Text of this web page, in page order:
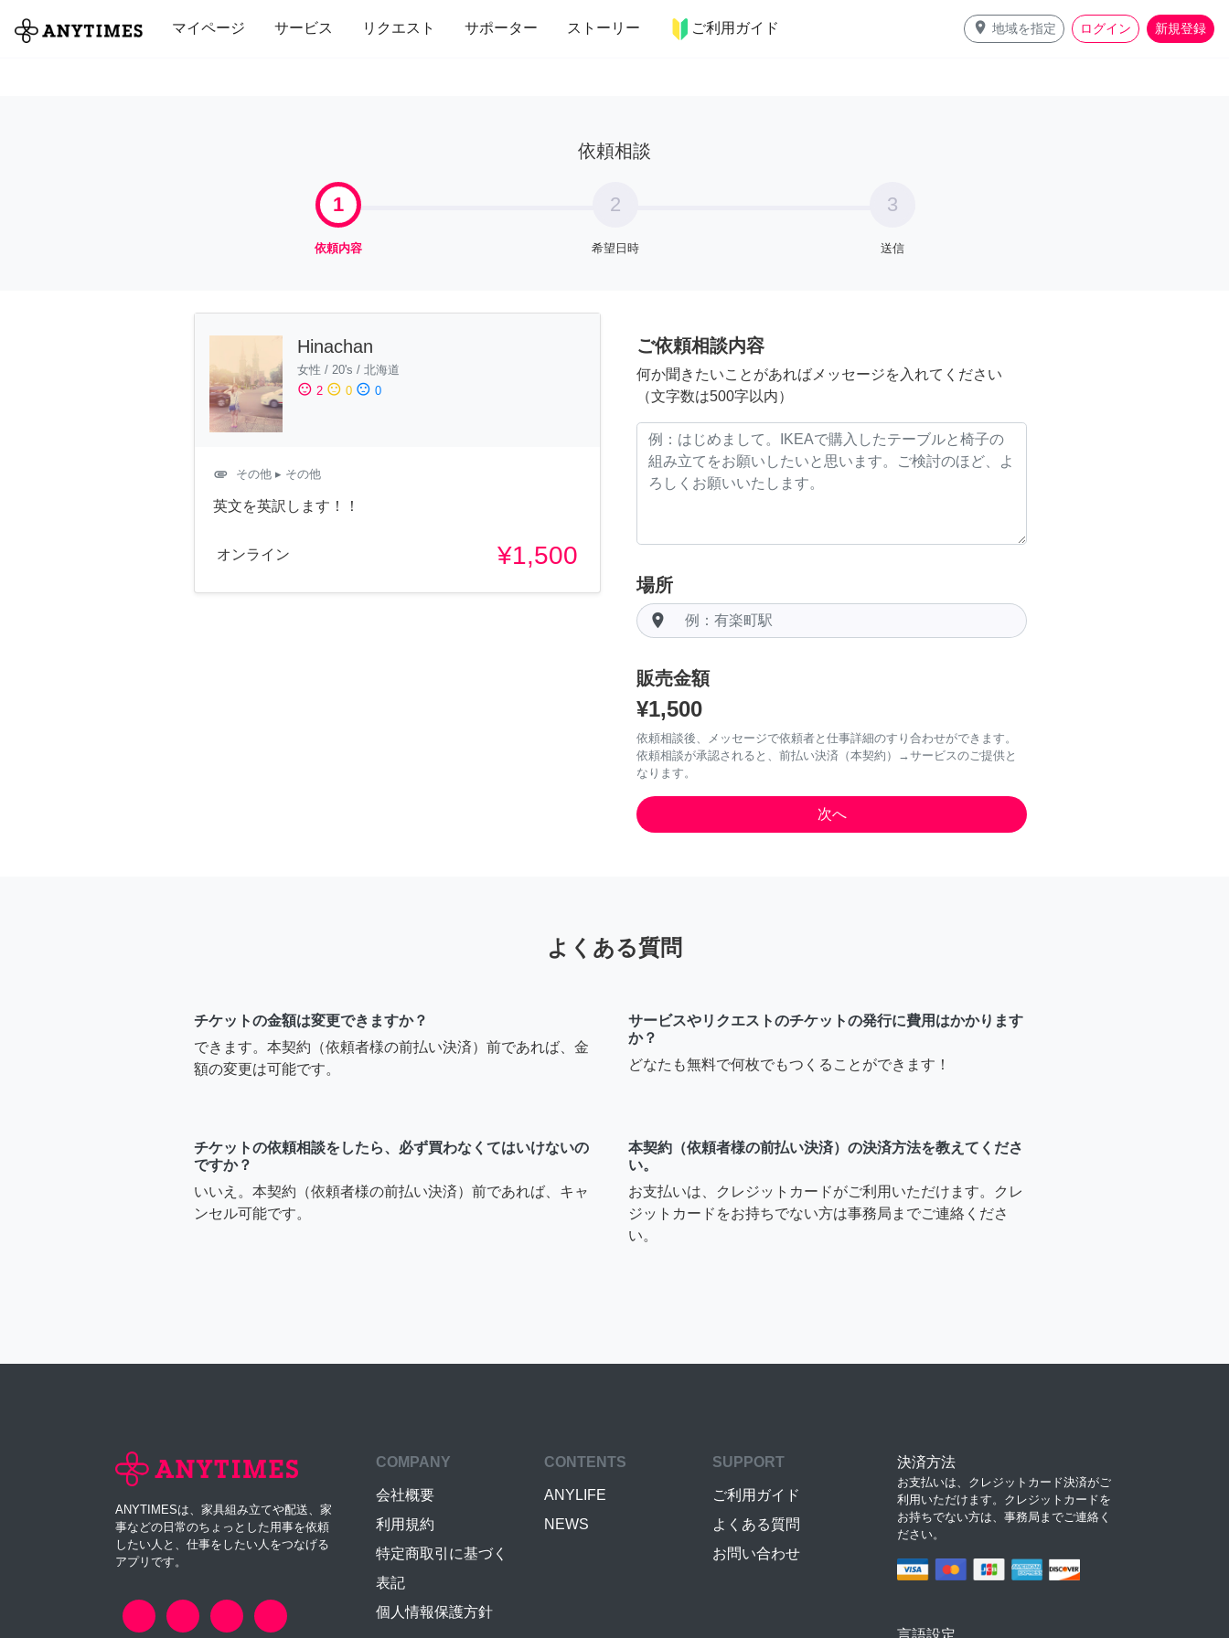
マイページ サービス リクエスト サポーター ストーリー ご利用ガイド place 地域を指定 ログイン 新規登録
全て 修理・組立 家事 引っ越し インテリア 趣味・習い事 ペット 料理
依頼相談
1
依頼内容
2
希望日時
3
送信
Hinachan
女性 / 20's / 北海道
sentiment_satisfied 2 sentiment_neutral 0 sentiment_dissatisfied 0
attachment その他 ▸ その他
英文を英訳します！！
オンライン ¥1,500
ご依頼相談内容
何か聞きたいことがあればメッセージを入れてください
（文字数は500字以内）
場所
room
販売金額
¥1,500
依頼相談後、メッセージで依頼者と仕事詳細のすり合わせができます。
依頼相談が承認されると、前払い決済（本契約）→サービスのご提供と
なります。
よくある質問
チケットの金額は変更できますか？
できます。本契約（依頼者様の前払い決済）前であれば、金
額の変更は可能です。
サービスやリクエストのチケットの発行に費用はかかります
か？
どなたも無料で何枚でもつくることができます！
チケットの依頼相談をしたら、必ず買わなくてはいけないの
ですか？
いいえ。本契約（依頼者様の前払い決済）前であれば、キャ
ンセル可能です。
本契約（依頼者様の前払い決済）の決済方法を教えてくださ
い。
お支払いは、クレジットカードがご利用いただけます。クレ
ジットカードをお持ちでない方は事務局までご連絡くださ
い。
ANYTIMESは、家具組み立てや配送、家
事などの日常のちょっとした用事を依頼
したい人と、仕事をしたい人をつなげる
アプリです。
COMPANY
会社概要
利用規約
特定商取引に基づく
表記
個人情報保護方針
CONTENTS
ANYLIFE
NEWS
SUPPORT
ご利用ガイド
よくある質問
お問い合わせ
決済方法
お支払いは、クレジットカード決済がご
利用いただけます。クレジットカードを
お持ちでない方は、事務局までご連絡く
ださい。
言語設定